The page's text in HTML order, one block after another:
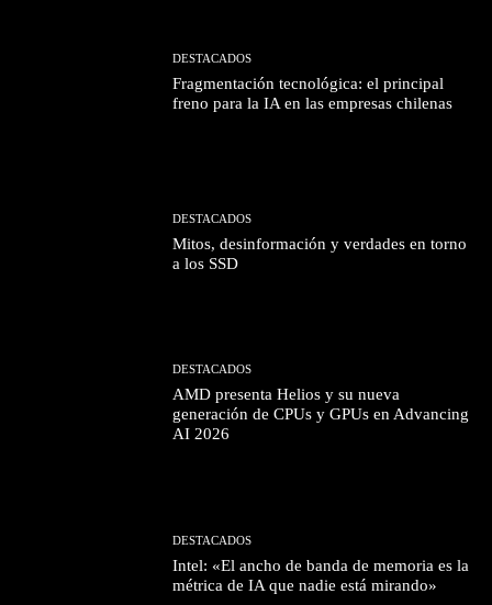
DESTACADOS
Fragmentación tecnológica: el principal
freno para la IA en las empresas chilenas
DESTACADOS
Mitos, desinformación y verdades en torno
a los SSD
DESTACADOS
AMD presenta Helios y su nueva
generación de CPUs y GPUs en Advancing
AI 2026
DESTACADOS
Intel: «El ancho de banda de memoria es la
métrica de IA que nadie está mirando»